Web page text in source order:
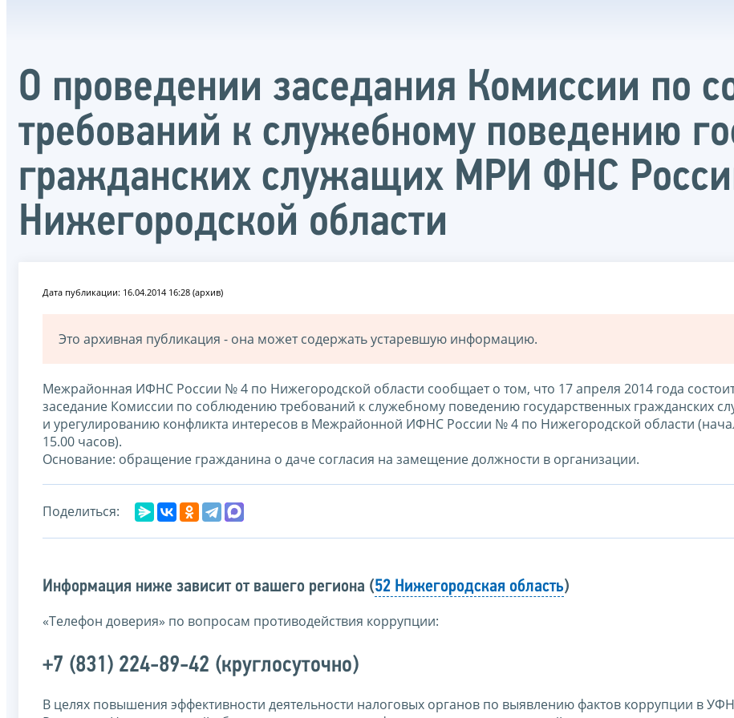
О проведении заседания Комиссии по
требований к служебному поведению
гражданских служащих МРИ ФНС
Нижегородской области
Дата публикации: 16.04.2014 16:28 (архив)
Это архивная публикация - она может содержать устаревшую информацию.
Межрайонная ИФНС России № 4 по Нижегородской области сообщает о том, что 17 апреля 2014 года
заседание Комиссии по соблюдению требований к служебному поведению государственных гражданских
и урегулированию конфликта интересов в Межрайонной ИФНС России № 4 по Нижегородской области
15.00 часов).
Основание: обращение гражданина о даче согласия на замещение должности в организации.
Поделиться:
Информация ниже зависит от вашего региона (52 Нижегородская область)
«Телефон доверия» по вопросам противодействия коррупции:
+7 (831) 224-89-42 (круглосуточно)
В целях повышения эффективности деятельности налоговых органов по выявлению фактов коррупции в